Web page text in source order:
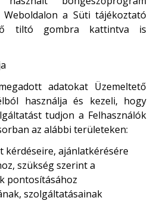
a Süti tájékoztató
tiltó gombra kattintva is
adatokat Üzemeltető
használja és kezeli, hogy
tudjon a Felhasználók
az alábbi területeken:
kérdéseire, ajánlatkérésére
szükség szerint a
pontosításához
szolgáltatásainak